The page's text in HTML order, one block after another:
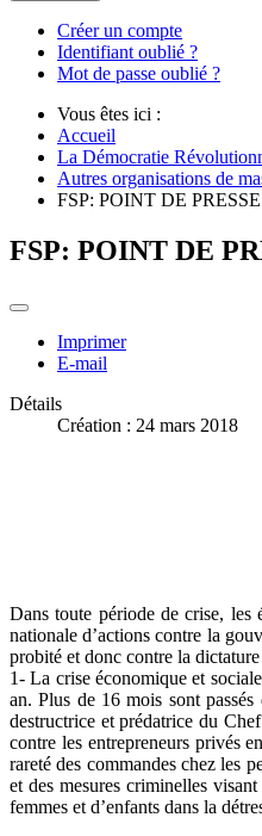
Créer un compte
Identifiant oublié ?
Mot de passe oublié ?
Vous êtes ici :
Accueil
La Démocratie
Autres organisations de
FSP: POINT DE
FSP: POINT DE
Imprimer
E-mail
Détails
Création : 24 mars 2018
Dans toute période de crise, les
nationale d’actions contre la
probité et donc contre la
1- La crise économique et
an. Plus de 16 mois sont
destructrice et prédatrice du
contre les entrepreneurs privés
rareté des commandes chez les
et des mesures criminelles
femmes et d’enfants dans la